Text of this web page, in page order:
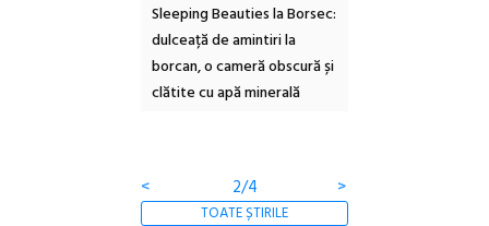
Sleeping Beauties la Borsec:
dulceață de amintiri la
borcan, o cameră obscură și
clătite cu apă minerală
< 2/4 >
TOATE ȘTIRILE